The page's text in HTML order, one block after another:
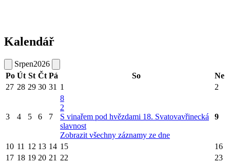
Kalendář
Srpen2026
Po Út St Čt Pá So
Ne
27 28 29 30 31 1 2
3 4 5 6 7
8
2
S vinařem pod hvězdami 18. Svatovavřinecká
slavnost
Zobrazit všechny záznamy ze dne
9
10 11 12 13 14 15
16
17 18 19 20 21 22
23